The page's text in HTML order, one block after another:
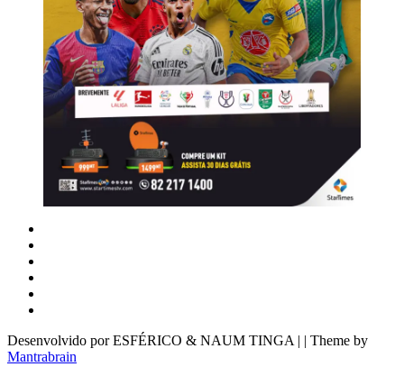
Desenvolvido por ESFÉRICO & NAUM TINGA | | Theme by
Mantrabrain